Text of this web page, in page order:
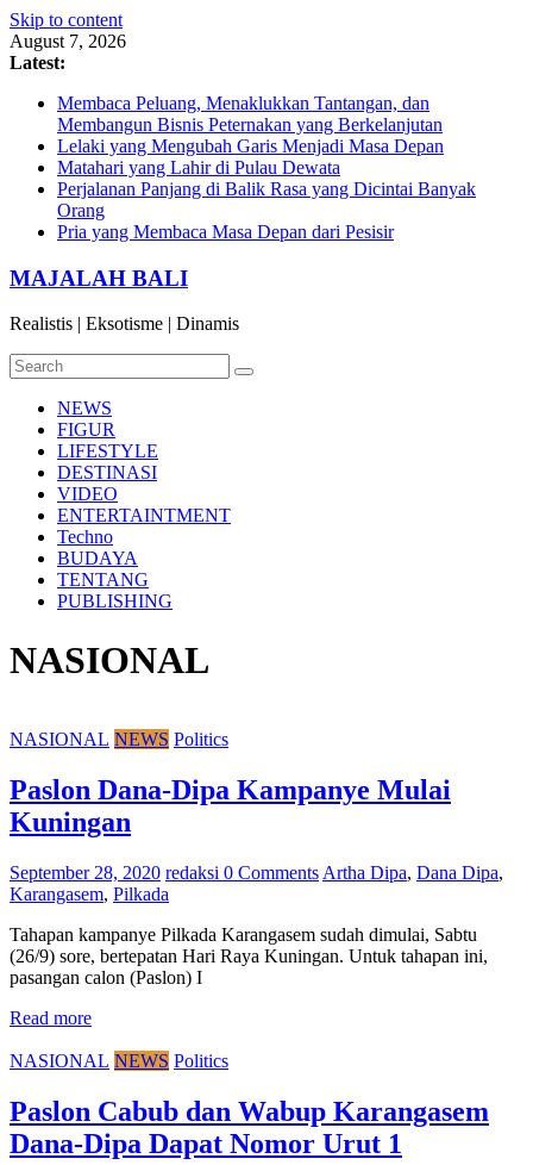
Skip to content
August 7, 2026
Latest:
Membaca Peluang, Menaklukkan Tantangan, dan
Membangun Bisnis Peternakan yang Berkelanjutan
Lelaki yang Mengubah Garis Menjadi Masa Depan
Matahari yang Lahir di Pulau Dewata
Perjalanan Panjang di Balik Rasa yang Dicintai Banyak
Orang
Pria yang Membaca Masa Depan dari Pesisir
MAJALAH BALI
Realistis | Eksotisme | Dinamis
NEWS
FIGUR
LIFESTYLE
DESTINASI
VIDEO
ENTERTAINTMENT
Techno
BUDAYA
TENTANG
PUBLISHING
NASIONAL
NASIONAL NEWS Politics
Paslon Dana-Dipa Kampanye Mulai
Kuningan
September 28, 2020 redaksi 0 Comments Artha Dipa, Dana Dipa,
Karangasem, Pilkada
Tahapan kampanye Pilkada Karangasem sudah dimulai, Sabtu
(26/9) sore, bertepatan Hari Raya Kuningan. Untuk tahapan ini,
pasangan calon (Paslon) I
Read more
NASIONAL NEWS Politics
Paslon Cabub dan Wabup Karangasem
Dana-Dipa Dapat Nomor Urut 1